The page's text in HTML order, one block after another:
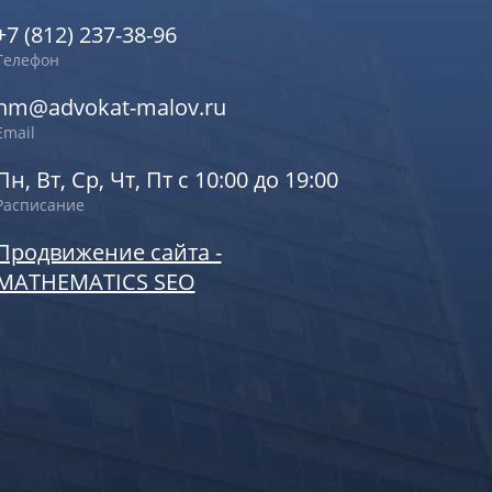
(812) 237-38-96
malov.ru
Вт, Ср, Чт, Пт с 10:00 до 19:00
сайта -
SEO